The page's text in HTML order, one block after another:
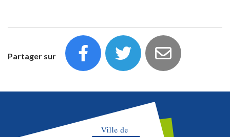
Partager sur